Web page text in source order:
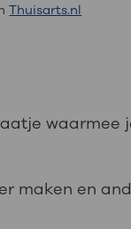
Thuisarts.nl
waarmee
maken en